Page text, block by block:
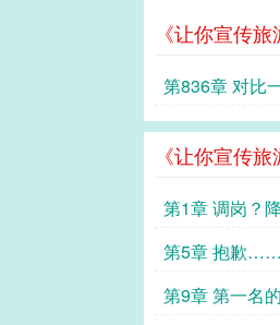
《让你宣传
第836章 对比
人麻了！
《让你宣传
第1章 调岗？
超！
第5章 抱歉……
迎你吧！
第9章 第一名